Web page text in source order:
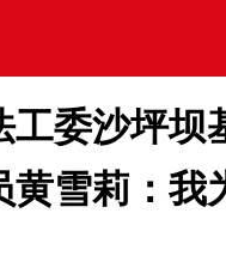
工委沙坪坝
黄雪莉：我